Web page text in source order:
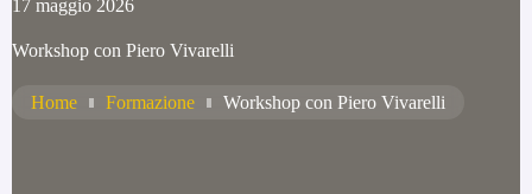
17 maggio 2026
Workshop con Piero Vivarelli
Home Formazione Workshop con Piero Vivarelli